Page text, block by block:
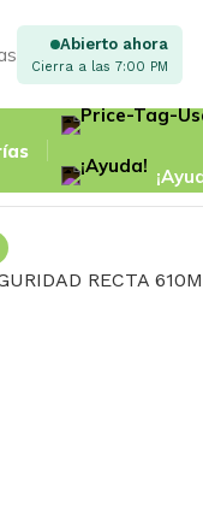
Abierto ahora
Cierra a las 7:00 PM
DE SEGURIDAD